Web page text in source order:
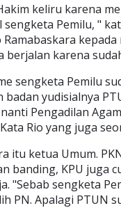
keliru karena
sengketa Pemilu, "
Ramabaskara
berjalan karena
sengketa Pemilu
badan yudisialnya
Pengadilan
Rio yang juga
itu ketua Umum.
banding, KPU juga
"Sebab sengketa
PN. Apalagi PTUN